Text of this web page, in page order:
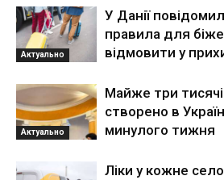
Актуально
У Данії
правила для
відмовити у
Актуально
Майже три
створено в
минулого тижня
Ліки у кожне